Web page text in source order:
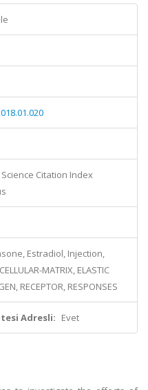
Science Citation Index
Estradiol, Injection,
MATRIX, ELASTIC
RECEPTOR, RESPONSES
Adresli: Evet